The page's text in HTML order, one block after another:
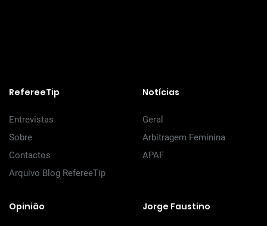
RefereeTip
Entrevistas
Sobre
Contactos
Arquivo Blog RefereeTip
Notícias
Geral
Arbitragem Feminina
APAF
Opinião Jorge Faustino